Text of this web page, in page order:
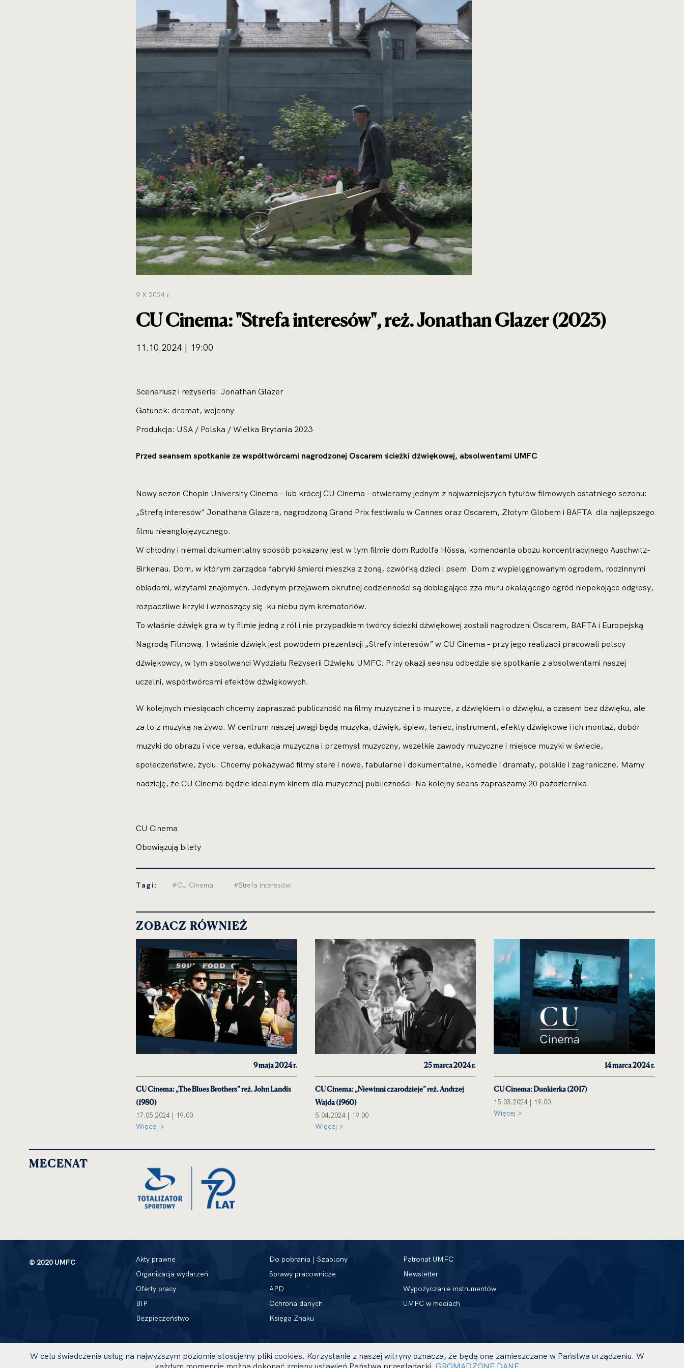
powiększenie
zdjęcia
do
rozmiarów
oryginalnych
9 X 2024 r.
CU Cinema: "Strefa interesów", reż. Jonathan Glazer (2023)
11.10.2024 | 19:00
Scenariusz i reżyseria: Jonathan Glazer
Gatunek: dramat, wojenny
Produkcja: USA / Polska / Wielka Brytania 2023
Przed seansem spotkanie ze współtwórcami nagrodzonej Oscarem ścieżki dźwiękowej, absolwentami UMFC
Nowy sezon Chopin University Cinema – lub krócej CU Cinema – otwieramy jednym z najważniejszych tytułów filmowych ostatniego sezonu:
„Strefą interesów” Jonathana Glazera, nagrodzoną Grand Prix festiwalu w Cannes oraz Oscarem, Złotym Globem i BAFTA dla najlepszego
filmu nieanglojęzycznego.
W chłodny i niemal dokumentalny sposób pokazany jest w tym filmie dom Rudolfa Hössa, komendanta obozu koncentracyjnego Auschwitz-
Birkenau. Dom, w którym zarządca fabryki śmierci mieszka z żoną, czwórką dzieci i psem. Dom z wypielęgnowanym ogrodem, rodzinnymi
obiadami, wizytami znajomych. Jedynym przejawem okrutnej codzienności są dobiegające zza muru okalającego ogród niepokojące odgłosy,
rozpaczliwe krzyki i wznoszący się ku niebu dym krematoriów.
To właśnie dźwięk gra w ty filmie jedną z ról i nie przypadkiem twórcy ścieżki dźwiękowej zostali nagrodzeni Oscarem, BAFTA i Europejską
Nagrodą Filmową. I właśnie dźwięk jest powodem prezentacji „Strefy interesów” w CU Cinema – przy jego realizacji pracowali polscy
dźwiękowcy, w tym absolwenci Wydziału Reżyserii Dźwięku UMFC. Przy okazji seansu odbędzie się spotkanie z absolwentami naszej
uczelni, współtwórcami efektów dźwiękowych.
W kolejnych miesiącach chcemy zapraszać publiczność na filmy muzyczne i o muzyce, z dźwiękiem i o dźwięku, a czasem bez dźwięku, ale
za to z muzyką na żywo. W centrum naszej uwagi będą muzyka, dźwięk, śpiew, taniec, instrument, efekty dźwiękowe i ich montaż, dobór
muzyki do obrazu i vice versa, edukacja muzyczna i przemysł muzyczny, wszelkie zawody muzyczne i miejsce muzyki w świecie,
społeczeństwie, życiu. Chcemy pokazywać filmy stare i nowe, fabularne i dokumentalne, komedie i dramaty, polskie i zagraniczne. Mamy
nadzieję, że CU Cinema będzie idealnym kinem dla muzycznej publiczności. Na kolejny seans zapraszamy 20 października.
CU Cinema
Obowiązują bilety
Tagi: #CU Cinema #Strefa interesów
ZOBACZ RÓWNIEŻ
9 maja 2024 r.
CU Cinema: „The Blues Brothers” reż. John Landis
(1980)
17.05.2024 | 19.00
Więcej >
25 marca 2024 r.
CU Cinema: „Niewinni czarodzieje” reż. Andrzej
Wajda (1960)
5.04.2024 | 19.00
Więcej >
14 marca 2024 r.
CU Cinema: Dunkierka (2017)
15.03.2024 | 19.00
Więcej >
MECENAT
© 2020 UMFC
Akty prawne
Organizacja wydarzeń
Oferty pracy
BIP
Bezpieczeństwo
Do pobrania | Szablony
Sprawy pracownicze
APD
Ochrona danych
Księga Znaku
Patronat UMFC
Newsletter
Wypożyczanie instrumentów
UMFC w mediach
W celu świadczenia usług na najwyższym poziomie stosujemy pliki cookies. Korzystanie z naszej witryny oznacza, że będą one zamieszczane w Państwa urządzeniu. W
każdym momencie można dokonać zmiany ustawień Państwa przeglądarki. GROMADZONE DANE